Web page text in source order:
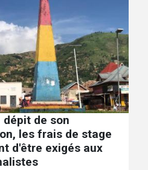
dépit de son
les frais de stage
d'être exigés aux